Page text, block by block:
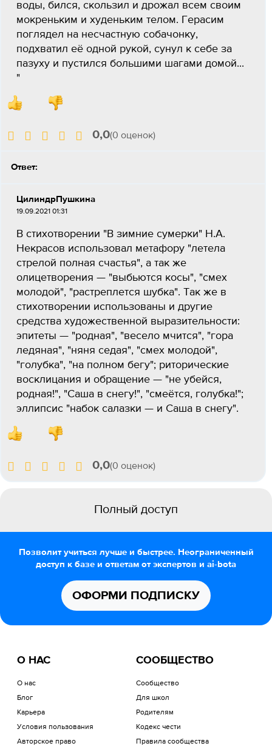
воды, бился, скользил и дрожал всем своим
мокреньким и худеньким телом. Герасим
поглядел на несчастную собачонку,
подхватил её одной рукой, сунул к себе за
пазуху и пустился большими шагами домой...
"
0,0(0 оценок)
Ответ:
ЦилиндрПушкина
19.09.2021 01:31
В стихотворении "В зимние сумерки" Н.А.
Некрасов использовал метафору "летела
стрелой полная счастья", а так же
олицетворения — "выбьются косы", "смех
молодой", "растреплется шубка". Так же в
стихотворении использованы и другие
средства художественной выразительности:
эпитеты — "родная", "весело мчится", "гора
ледяная", "няня седая", "смех молодой",
"голубка", "на полном бегу"; риторические
восклицания и обращение — "не убейся,
родная!", "Саша в снегу!", "смеётся, голубка!";
эллипсис "набок салазки — и Саша в снегу".
0,0(0 оценок)
Полный доступ
Позволит учиться лучше и быстрее. Неограниченный
доступ к базе и ответам от экспертов и ai-bota
ОФОРМИ ПОДПИСКУ
О НАС
О нас
Блог
Карьера
Условия пользования
Авторское право
СООБЩЕСТВО
Сообщество
Для школ
Родителям
Кодекс чести
Правила сообщества